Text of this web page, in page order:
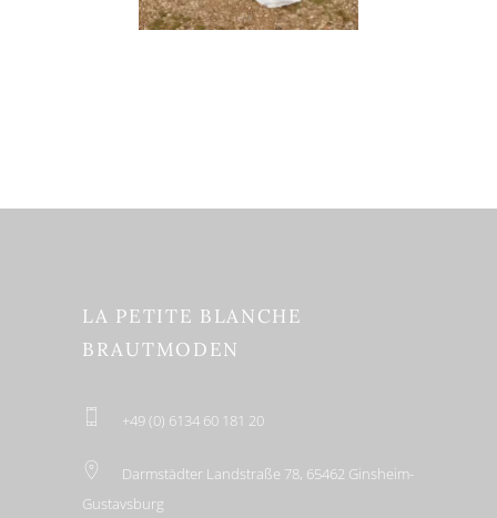
LA PETITE BLANCHE
BRAUTMODEN
+49 (0) 6134 60 181 20
Darmstädter Landstraße 78, 65462 Ginsheim-
Gustavsburg